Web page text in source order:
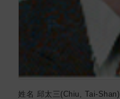
姓名
邱太三(Chiu, Tai-Shan)